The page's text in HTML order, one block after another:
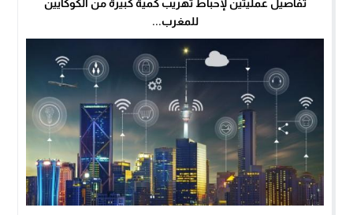
تفاصيل عمليتين لإحباط تهريب كمية كبيرة من الكوكايين
للمغرب...